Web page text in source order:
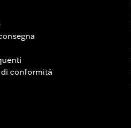
conformità